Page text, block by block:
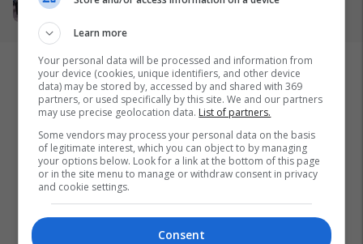
Learn more
Your personal data will be processed and information from
your device (cookies, unique identifiers, and other device
data) may be stored by, accessed by and shared with 369
partners, or used specifically by this site. We and our partners
may use precise geolocation data. List of partners.
Some vendors may process your personal data on the basis
of legitimate interest, which you can object to by managing
your options below. Look for a link at the bottom of this page
or in the site menu to manage or withdraw consent in privacy
and cookie settings.
Consent